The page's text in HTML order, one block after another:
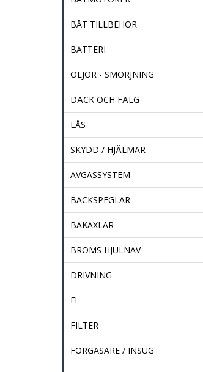
BÅT TILLBEHÖR
BATTERI
OLJOR - SMÖRJNING
DÄCK OCH FÄLG
LÅS
SKYDD / HJÄLMAR
AVGASSYSTEM
BACKSPEGLAR
BAKAXLAR
BROMS HJULNAV
DRIVNING
El
FILTER
FÖRGASARE / INSUG